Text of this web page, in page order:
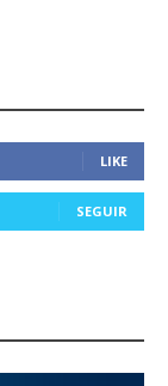
LIKE
SEGUIR